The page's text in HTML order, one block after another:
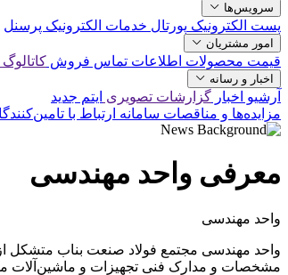
سرویس‌ها
پست الکترونیک پورتال خدمات الکترونیک پرسنل
امور مشتریان
قیمت محصولات اطلاعات تماس فروش
اخبار و رسانه
آرشیو اخبار گزارشات تصویری ایتم جدید
مزایده‌ها و مناقصات سامانه ارتباط با
معرفی واحد مهندسی
واحد مهندسی
واحد مهندسی مجتمع فولاد صنعت بناب متشکل
مشخصات و مدارک فنی تجهیزات و ماشین‌آلات